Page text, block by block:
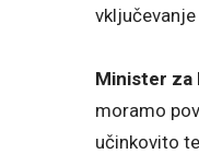
Minister za
moramo
učinkovito